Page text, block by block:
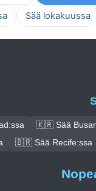
Sää lokakuussa
🇰🇷 Sää
🇧🇷 Sää Recife:ssa